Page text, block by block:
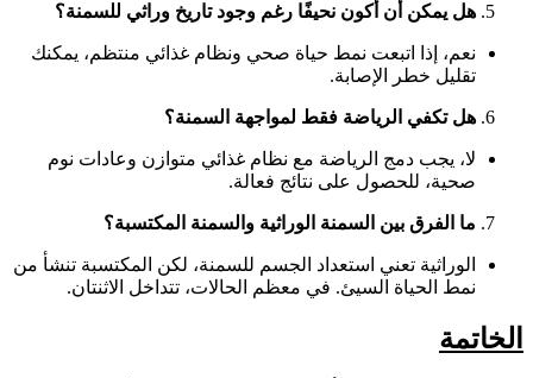
هل يمكن أن أكون نحيفًا رغم وجود تاريخ وراثي للسمنة؟
نعم، إذا اتبعت نمط حياة صحي ونظام غذائي منتظم، يمكنك
تقليل خطر الإصابة.
هل تكفي الرياضة فقط لمواجهة السمنة؟
لا، يجب دمج الرياضة مع نظام غذائي متوازن وعادات نوم
صحية، للحصول على نتائج فعالة.
ما الفرق بين السمنة الوراثية والسمنة المكتسبة؟
الوراثية تعني استعداد الجسم للسمنة، لكن المكتسبة تنشأ من
نمط الحياة السيئ. في معظم الحالات، تتداخل الاثنتان.
الخاتمة